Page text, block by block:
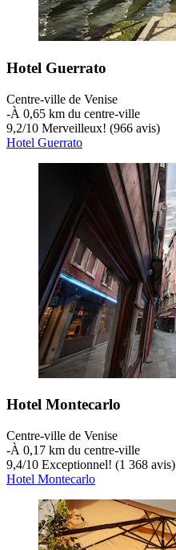
Hotel Guerrato
Centre-ville de Venise
‐À 0,65 km du centre-ville
9,2/10 Merveilleux! (966 avis)
Hotel Guerrato
Hotel Montecarlo
Centre-ville de Venise
‐À 0,17 km du centre-ville
9,4/10 Exceptionnel! (1 368 avis)
Hotel Montecarlo